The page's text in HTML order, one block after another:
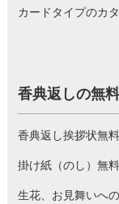
カードタイプのカ
香典返しの無
香典返し挨拶状無
掛け紙（のし）無
生花、お見舞いへ